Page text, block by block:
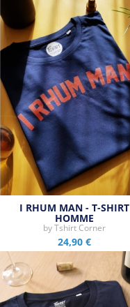
I RHUM MAN - T-SHIRT
HOMME
byTshirt Corner
24,90 €